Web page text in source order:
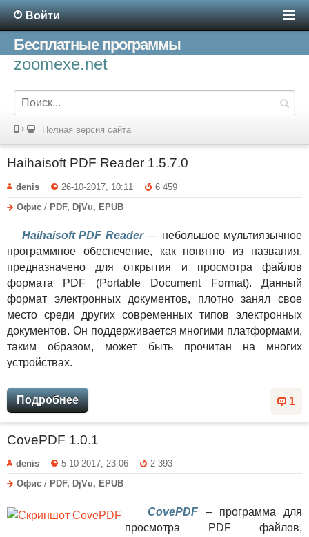
Войти
Бесплатные программы
zoomexe.net
Полная версия сайта
Haihaisoft PDF Reader 1.5.7.0
denis 26-10-2017, 10:11
6 459
Офис / PDF, DjVu, EPUB
Haihaisoft PDF Reader— небольшое мультиязычное
программное обеспечение, как понятно из названия,
предназначено для открытия и просмотра файлов
формата PDF (Portable Document Format). Данный
формат электронных документов, плотно занял свое
место среди других современных типов электронных
документов. Он поддерживается многими платформами,
таким образом, может быть прочитан на многих
устройствах.
1
Подробнее
CovePDF 1.0.1
denis 5-10-2017, 23:06
2 393
Офис / PDF, DjVu, EPUB
CovePDF – программа для
просмотра PDF файлов,